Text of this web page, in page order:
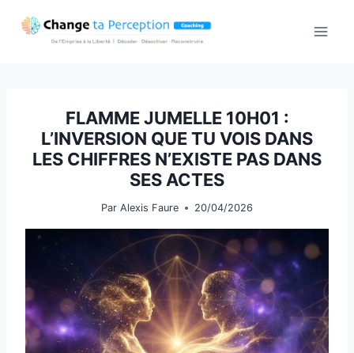
FLAMME JUMELLE 10H01 :
L’INVERSION QUE TU VOIS DANS
LES CHIFFRES N’EXISTE PAS DANS
SES ACTES
Par Alexis Faure 20/04/2026